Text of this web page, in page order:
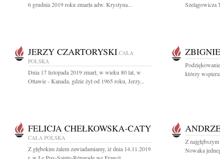
6 grudnia 2019 roku zmarła adw. Krystyna...
Szelągowicza
JERZY CZARTORYSKI CAŁA
POLSKA
Dnia 17 listopada 2019 zmarł, w wieku 80 lat, w
Ottawie - Kanada, gdzie żył od 1965 roku, Jerzy...
którzy
FELICJA CHEŁKOWSKA-CATY
CAŁA POLSKA
Z głębokim żalem zawiadamiamy, iż dnia 14.11.2019
Z
Nowaka